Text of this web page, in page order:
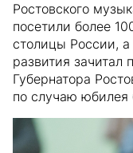
Ростовского
посетили более
столицы России,
развития зачитал
Губернатора
по случаю юбилея